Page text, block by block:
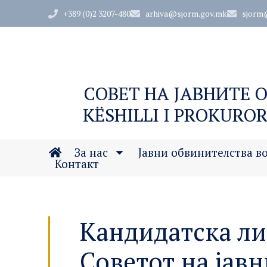
+389 (0)2 3207-480 arhiva@sjorm.gov.mk
СОВЕТ НА ЈАВНИТЕ
KËSHILLI I
За нас Јавни обвинителства
Контакт
Кандидатска